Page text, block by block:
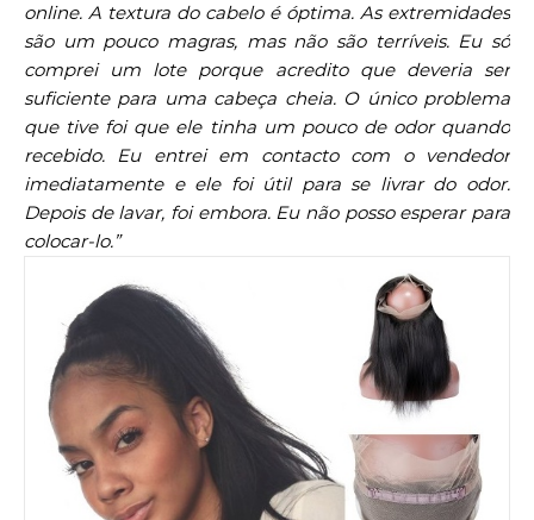
online. A textura do cabelo é óptima. As extremidades
são um pouco magras, mas não são terríveis. Eu só
comprei um lote porque acredito que deveria ser
suficiente para uma cabeça cheia. O único problema
que tive foi que ele tinha um pouco de odor quando
recebido. Eu entrei em contacto com o vendedor
imediatamente e ele foi útil para se livrar do odor.
Depois de lavar, foi embora. Eu não posso esperar para
colocar-lo.”